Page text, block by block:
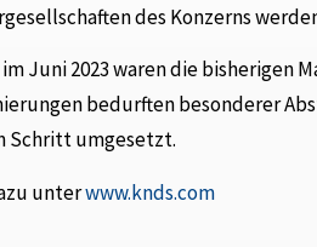
des Konzerns
Juni 2023 waren die bisherigen
bedurften besonderer
Schritt umgesetzt.
unterwww.knds.com